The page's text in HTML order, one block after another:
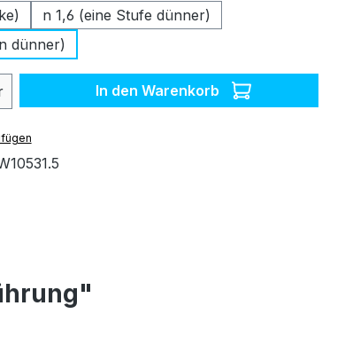
n 1,6 (eine Stufe dünner)
dünner)
Gib den gewünschten Wert
In den Warenkorb